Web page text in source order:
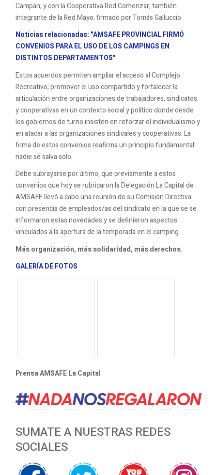
Campan; y con la Cooperativa Red Comenzar, también
integrante de la Red Mayo, firmado por Tomás Galluccio.
Noticias relacionadas: "AMSAFE PROVINCIAL FIRMÓ
CONVENIOS PARA EL USO DE LOS CAMPINGS EN
DISTINTOS DEPARTAMENTOS"
Estos acuerdos permiten ampliar el acceso al Complejo
Recreativo, promover el uso compartido y fortalecer la
articulación entre organizaciones de trabajadores, sindicatos
y cooperativas en un contexto social y político donde desde
los gobiernos de turno insisten en reforzar el individualismo y
en atacar a las organizaciones sindicales y cooperativas. La
firma de estos convenios reafirma un principio fundamental:
nadie se salva solo.
Debe subrayarse por último, que previamente a estos
convenios que hoy se rubricaron la Delegación La Capital de
AMSAFE llevó a cabo una reunión de su Comisión Directiva
con presencia de empleados/as del sindicato en la que se se
informaron estas novedades y se definieron aspectos
vinculados a la apertura de la temporada en el camping.
Más organización, más solidaridad, más derechos.
GALERÍA DE FOTOS
Prensa AMSAFE La Capital
SUMATE A NUESTRAS REDES
SOCIALES